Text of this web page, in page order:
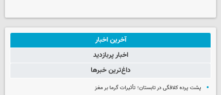
آخرین اخبار
اخبار پربازدید
داغ‌ترین خبرها
پشت پرده کلافگی در تابستان؛ تأثیرات گرما بر مغز